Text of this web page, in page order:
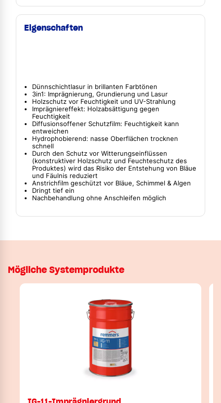
Eigenschaften
Dünnschichtlasur in brillanten Farbtönen
3in1: Imprägnierung, Grundierung und Lasur
Holzschutz vor Feuchtigkeit und UV-Strahlung
Imprägniereffekt: Holzabsättigung gegen
Feuchtigkeit
Diffusionsoffener Schutzfilm: Feuchtigkeit kann
entweichen
Hydrophobierend: nasse Oberflächen trocknen
schnell
Durch den Schutz vor Witterungseinflüssen
(konstruktiver Holzschutz und Feuchteschutz des
Produktes) wird das Risiko der Entstehung von Bläue
und Fäulnis reduziert
Anstrichfilm geschützt vor Bläue, Schimmel & Algen
Dringt tief ein
Nachbehandlung ohne Anschleifen möglich
Mögliche Systemprodukte